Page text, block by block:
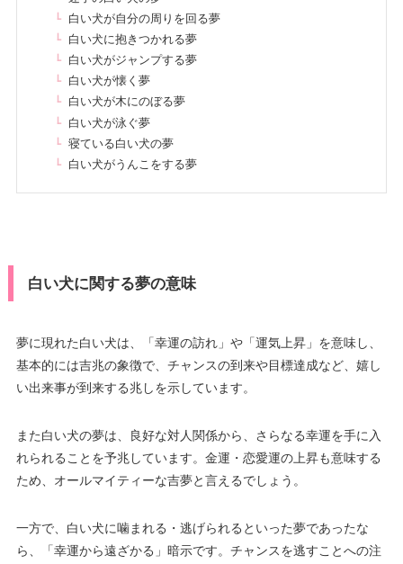
白い犬が自分の周りを回る夢
白い犬に抱きつかれる夢
白い犬がジャンプする夢
白い犬が懐く夢
白い犬が木にのぼる夢
白い犬が泳ぐ夢
寝ている白い犬の夢
白い犬がうんこをする夢
白い犬に関する夢の意味
夢に現れた白い犬は、「幸運の訪れ」や「運気上昇」を意味し、
基本的には吉兆の象徴で、チャンスの到来や目標達成など、嬉し
い出来事が到来する兆しを示しています。
また白い犬の夢は、良好な対人関係から、さらなる幸運を手に入
れられることを予兆しています。金運・恋愛運の上昇も意味する
ため、オールマイティーな吉夢と言えるでしょう。
一方で、白い犬に噛まれる・逃げられるといった夢であったな
ら、「幸運から遠ざかる」暗示です。チャンスを逃すことへの注